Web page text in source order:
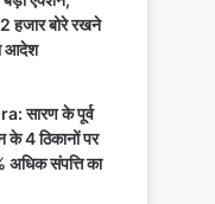
हजार बोरे रखने
आदेश
सारण के पूर्व
4 ठिकानों पर
संपत्ति का